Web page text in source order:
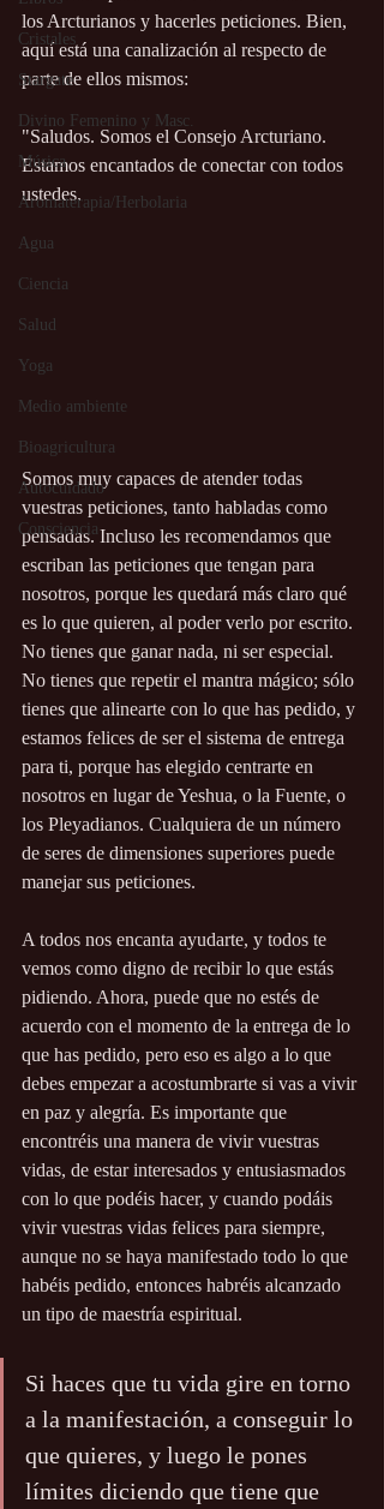
Cristales
Stargate
Divino Femenino y Masc.
Música
Aromaterapia/Herbolaria
Agua
Ciencia
Salud
Yoga
Medio ambiente
Bioagricultura
Autocuidado
Consciencia
los Arcturianos y hacerles peticiones. Bien,
aquí está una canalización al respecto de
parte de ellos mismos:
"Saludos. Somos el Consejo Arcturiano.
Estamos encantados de conectar con todos
ustedes.
Somos muy capaces de atender todas
vuestras peticiones, tanto habladas como
pensadas. Incluso les recomendamos que
escriban las peticiones que tengan para
nosotros, porque les quedará más claro qué
es lo que quieren, al poder verlo por escrito.
No tienes que ganar nada, ni ser especial.
No tienes que repetir el mantra mágico; sólo
tienes que alinearte con lo que has pedido, y
estamos felices de ser el sistema de entrega
para ti, porque has elegido centrarte en
nosotros en lugar de Yeshua, o la Fuente, o
los Pleyadianos. Cualquiera de un número
de seres de dimensiones superiores puede
manejar sus peticiones.
A todos nos encanta ayudarte, y todos te
vemos como digno de recibir lo que estás
pidiendo. Ahora, puede que no estés de
acuerdo con el momento de la entrega de lo
que has pedido, pero eso es algo a lo que
debes empezar a acostumbrarte si vas a vivir
en paz y alegría. Es importante que
encontréis una manera de vivir vuestras
vidas, de estar interesados y entusiasmados
con lo que podéis hacer, y cuando podáis
vivir vuestras vidas felices para siempre,
aunque no se haya manifestado todo lo que
habéis pedido, entonces habréis alcanzado
un tipo de maestría espiritual.
Si haces que tu vida gire en torno
a la manifestación, a conseguir lo
que quieres, y luego le pones
límites diciendo que tiene que